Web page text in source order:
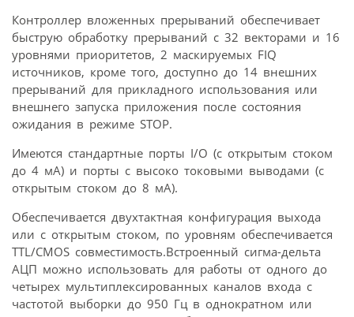
Контроллер вложенных прерываний обеспечивает
быструю обработку прерываний с 32 векторами и 16
уровнями приоритетов, 2 маскируемых FIQ
источников, кроме того, доступно до 14 внешних
прерываний для прикладного использования или
внешнего запуска приложения после состояния
ожидания в режиме STOP.
Имеются стандартные порты I/O (с открытым стоком
до 4 мА) и порты с высоко токовыми выводами (с
открытым стоком до 8 мА).
Обеспечивается двухтактная конфигурация выхода
или с открытым стоком, по уровням обеспечивается
TTL/CMOS совместимость.Встроенный сигма-дельта
АЦП можно использовать для работы от одного до
четырех мультиплексированных каналов входа с
частотой выборки до 950 Гц в однократном или